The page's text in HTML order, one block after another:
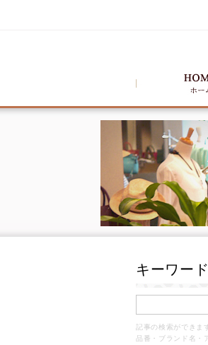
キーワー
記事の検索ができま
品番・ブランド名・